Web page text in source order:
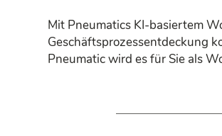
Mit Pneumatics KI-basiertem
Geschäftsprozessentdeckung
Pneumatic wird es für Sie als